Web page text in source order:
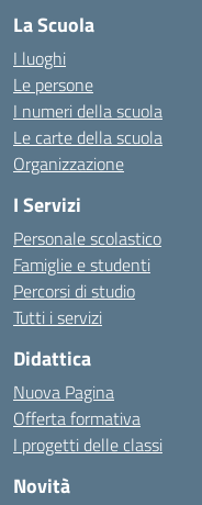
La Scuola
I luoghi
Le persone
I numeri della scuola
Le carte della scuola
Organizzazione
I Servizi
Personale scolastico
Famiglie e studenti
Percorsi di studio
Tutti i servizi
Didattica
Nuova Pagina
Offerta formativa
I progetti delle classi
Novità